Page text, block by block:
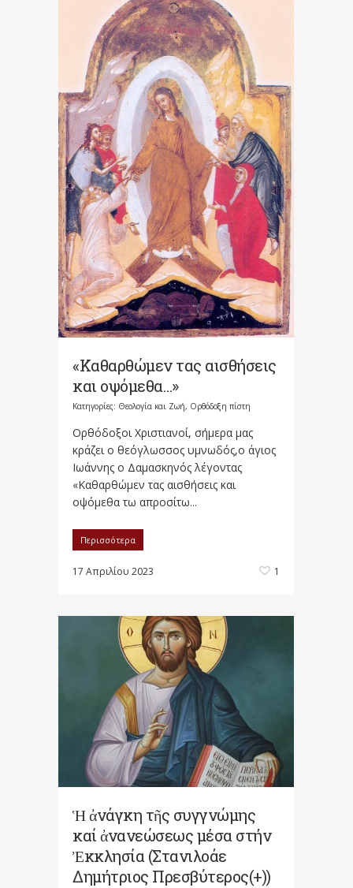
«Καθαρθώμεν τας αισθήσεις
και οψόμεθα…»
Κατηγορίες: Θεολογία και Ζωή, Ορθόδοξη πίστη
Ορθόδοξοι Χριστιανοί, σήμερα μας
κράζει ο θεόγλωσσος υμνωδός,ο άγιος
Ιωάννης ο Δαμασκηνός λέγοντας
«Καθαρθώμεν τας αισθήσεις και
οψόμεθα τω απροσίτω...
Περισσότερα
17 Απριλίου 2023 1
Ἡ ἀνάγκη τῆς συγγνώμης
καί ἀνανεώσεως μέσα στήν
Ἐκκλησία (Στανιλοάε
Δημήτριος Πρεσβύτερος(+))